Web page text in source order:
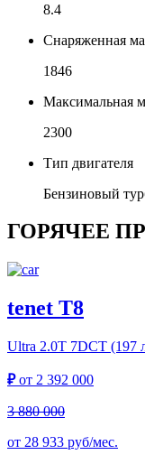
8.4
Снаряженная
1846
Максимальная
2300
Тип двигателя
Бензиновый
ГОРЯЧЕЕ
tenet T8
Ultra 2.0T 7DCT (197
₽от 2 392 000
3 880 000
от 28 933 руб/мес.